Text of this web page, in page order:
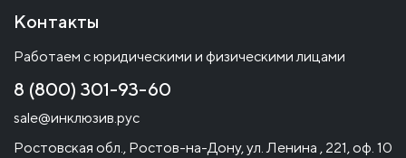
Контакты
Работаем с юридическими и физическими лицами
8 (800) 301-93-60
sale@инклюзив.рус
Ростовская обл., Ростов-на-Дону, ул. Ленина , 221, оф. 10